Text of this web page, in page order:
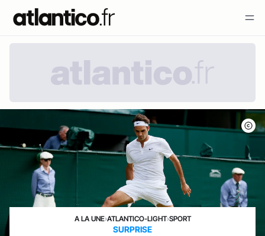
A LA UNE›ATLANTICO-LIGHT›SPORT
SURPRISE